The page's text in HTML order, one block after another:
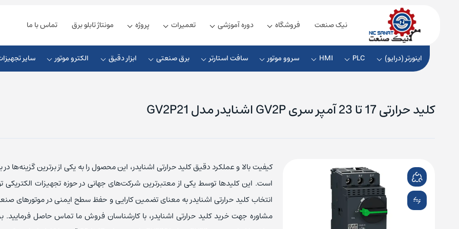
نیک صنعت فروشگاه دوره آموزشی تعمیرات پروژه مونتاژ تابلو برق تماس با ما
اینورتر (درایو) PLC
HMI سروو موتور سافت استارتر برق صنعتی ابزار دقیق الکترو موتور سایر
منبع تغذیه فونیکس
منبع تغذیه مین ول
منبع تغذیه امرن
کلید حرارتی 17 تا 23 آمپر سری GV2P اشنایدر مدل GV2P21
کیفیت بالا و عملکرد دقیق کلید حرارتی اشنایدر، این محصول را به یکی از برترین گزینه‌ها در
است. این کلیدها توسط یکی از معتبرترین شرکت‌های جهانی در حوزه تجهیزات الکتریکی
انتخاب کلید حرارتی اشنایدر به معنای تضمین کارایی و حفظ سطح ایمنی در موتورهای
مشاوره جهت خرید کلید حرارتی اشنایدر، با کارشناسان فروش ما تماس حاصل فرمایید.